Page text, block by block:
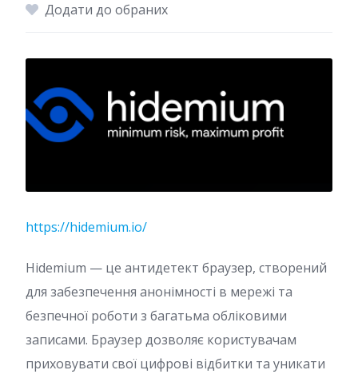
Додати до обраних
https://hidemium.io/
Hidemium — це антидетект браузер, створений
для забезпечення анонімності в мережі та
безпечної роботи з багатьма обліковими
записами. Браузер дозволяє користувачам
приховувати свої цифрові відбитки та уникати